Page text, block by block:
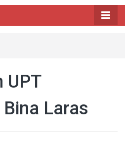
UPT
Laras